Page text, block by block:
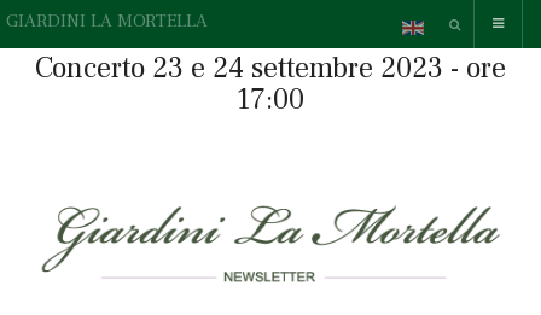
GIARDINI LA MORTELLA
Concerto 23 e 24 settembre 2023 - ore
17:00